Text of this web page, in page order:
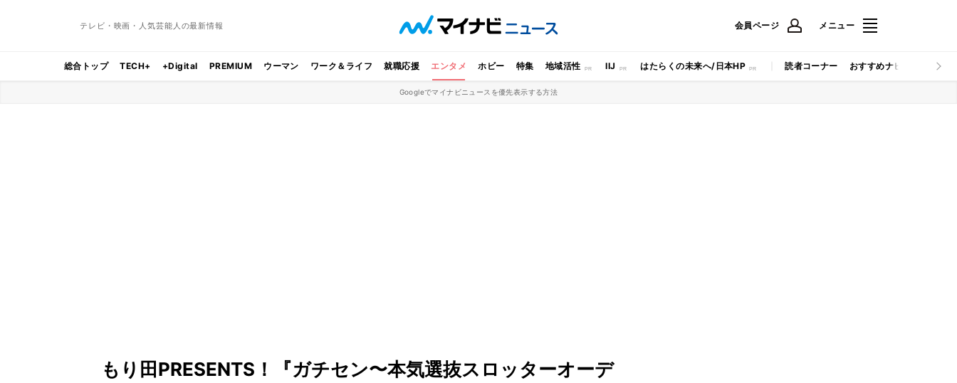
テレビ・映画・人気芸能人の最新情報 会員ページ メニュー
総合トップ TECH+ +Digital PREMIUM ウーマン ワーク＆ライフ 就職応援 エンタメ ホビー 特集 地域活性 IIJ はたらくの未来へ/日本HP 読者コーナー おすすめナビ マイナビ
Googleでマイナビニュースを優先表示する方法
もり田PRESENTS！『ガチセン〜本気選抜スロッターオーデ